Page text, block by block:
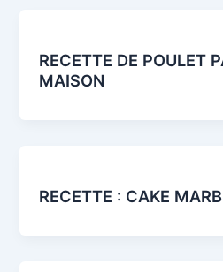
RECETTE DE POULET
MAISON
RECETTE : CAKE